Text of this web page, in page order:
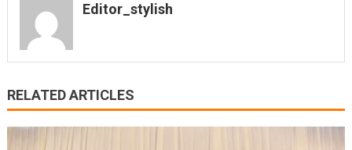
Editor_stylish
RELATED ARTICLES